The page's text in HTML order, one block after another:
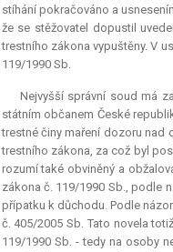
stíhání pokračováno a
že se stěžovatel dopustil
trestního zákona vypuštěny. V
119/1990 Sb.
Nejvyšší správní soud má
státním občanem České
trestné činy maření dozoru nad
trestního zákona, za což byl
rozumí také obviněný a
zákona č. 119/1990 Sb., podle
přípatku k důchodu. Podle
č. 405/2005 Sb. Tato novela
119/1990 Sb. - tedy na osoby